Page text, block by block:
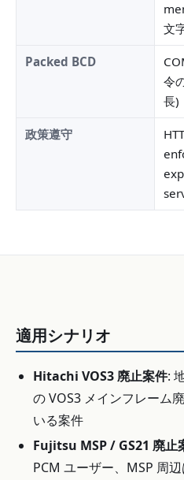
文
Packed BCD
令
長)
政策遵守
適用シナリオ
Hitachi VOS3 廃止案件:
の VOS3 メインフレーム
いる案件
Fujitsu MSP / GS21 廃止
PCM ユーザー、MSP 周